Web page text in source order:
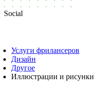
Social
Услуги фрилансеров
Дизайн
Другое
Иллюстрации и рисунки